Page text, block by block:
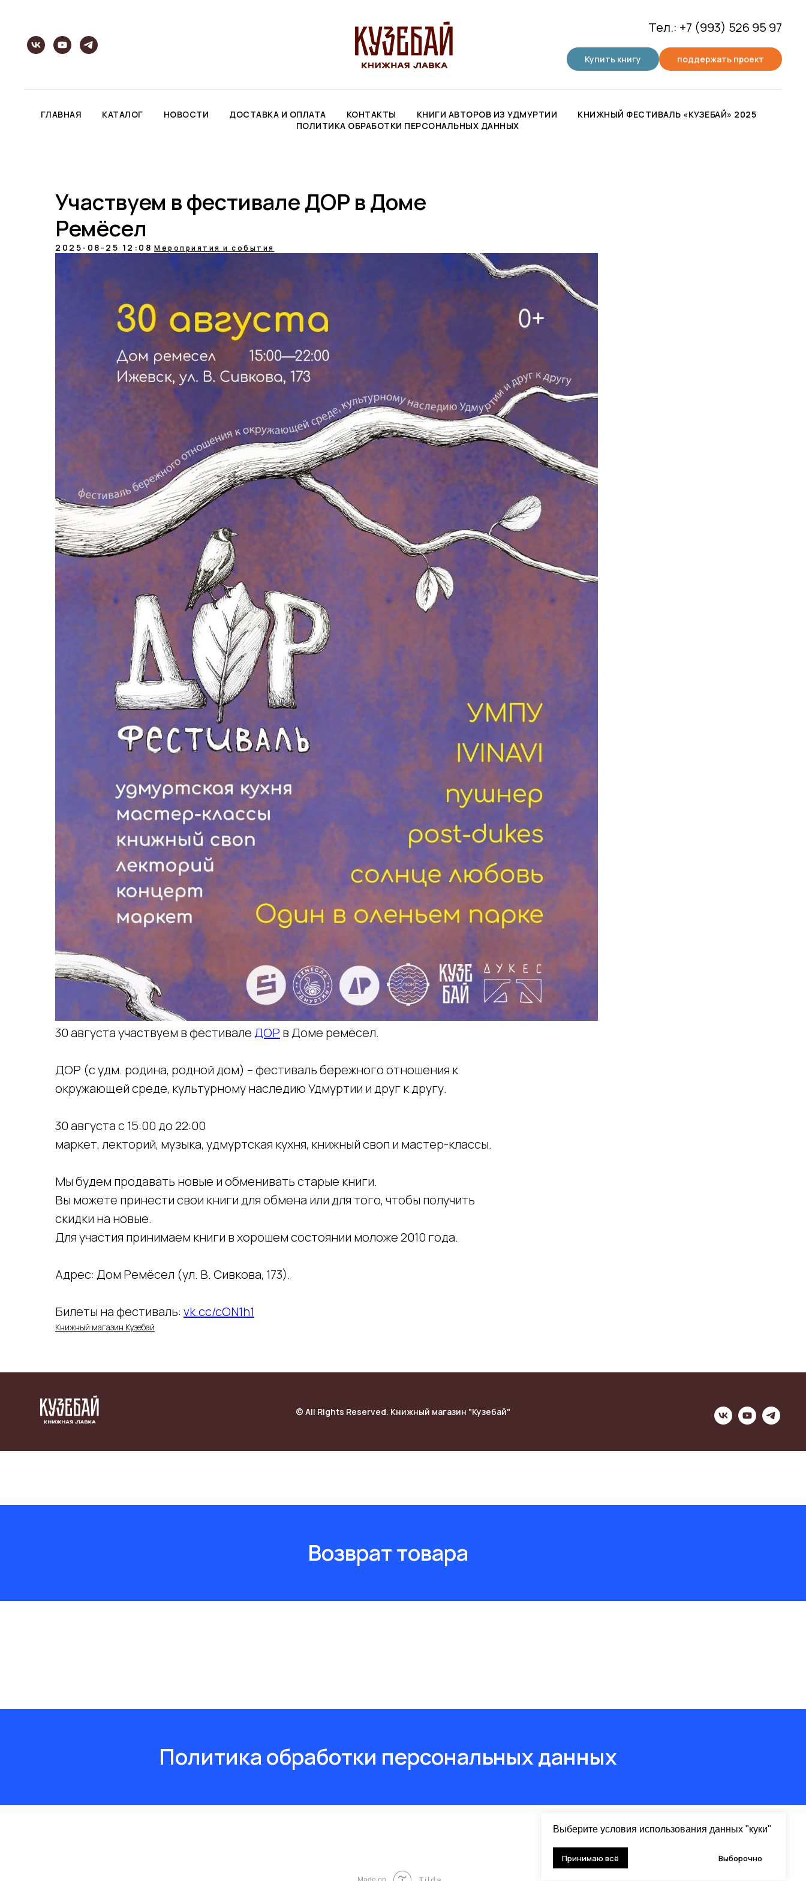
Выберите условия использования данных "куки"
Принимаю всё Выборочно
Тел.: +7 (993) 526 95 97
Купить книгу поддержать проект
ГЛАВНАЯ КАТАЛОГ НОВОСТИ ДОСТАВКА И ОПЛАТА КОНТАКТЫ КНИГИ АВТОРОВ ИЗ УДМУРТИИ
КНИЖНЫЙ ФЕСТИВАЛЬ «КУЗЕБАЙ» 2025
ПОЛИТИКА ОБРАБОТКИ ПЕРСОНАЛЬНЫХ ДАННЫХ
Участвуем в фестивале ДОР в Доме
Ремёсел
2025-08-25 12:08 Мероприятия и события
30 августа участвуем в фестивалеДОР в Доме ремёсел.
ДОР (с удм. родина, родной дом) – фестиваль бережного отношения к
окружающей среде, культурному наследию Удмуртии и друг к другу.
30 августа с 15:00 до 22:00
маркет, лекторий, музыка, удмуртская кухня, книжный своп и мастер-классы.
Мы будем продавать новые и обменивать старые книги.
Вы можете принести свои книги для обмена или для того, чтобы получить
скидки на новые.
Для участия принимаем книги в хорошем состоянии моложе 2010 года.
Адрес: Дом Ремёсел (ул. В. Сивкова, 173).
Билеты на фестиваль: vk.cc/cON1h1
Книжный магазин Кузебай
© All Rights Reserved. Книжный магазин "Кузебай"
Возврат товара
Политика обработки персональных данных